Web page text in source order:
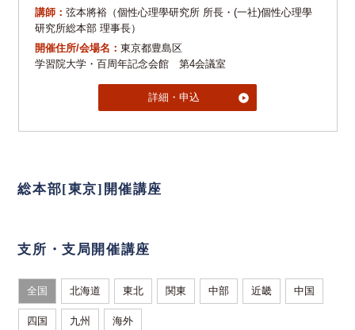
講師： 弦本將裕（個性心理學研究所 所長・(一社)個性心理學
研究所総本部 理事長）
開催住所/会場名： 東京都豊島区
学習院大学・百周年記念会館 第4会議室
詳細・申込
総本部[東京]開催講座
支所・支局開催講座
全国 北海道 東北 関東 中部 近畿 中国
四国 九州 海外